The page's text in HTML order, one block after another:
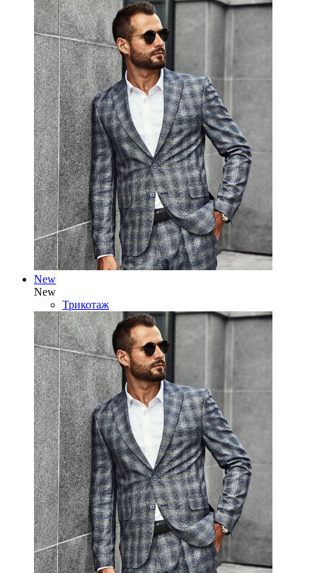
New
New
Трикотаж